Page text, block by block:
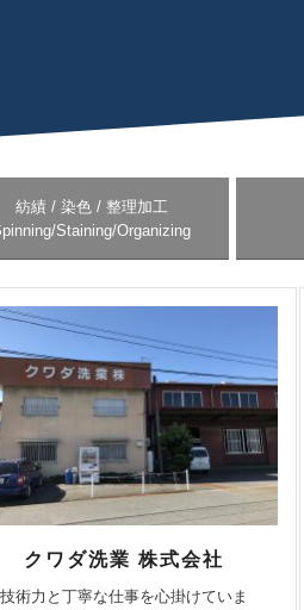
紡績 / 染色 / 整理加工
Staining/Organizing
クワダ洗業 株式会社
術力と丁寧な仕事を心掛けていま